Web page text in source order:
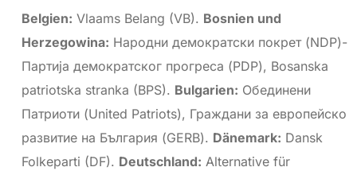
Belgien: Vlaams Belang (VB). Bosnien und
Herzegowina: Народни демократски покрет (NDP)-
Партија демократског прогреса (PDP), Bosanska
patriotska stranka (BPS). Bulgarien: Обединени
Патриоти (United Patriots), Граждани за европейско
развитие на България (GERB). Dänemark: Dansk
Folkeparti (DF). Deutschland: Alternative für